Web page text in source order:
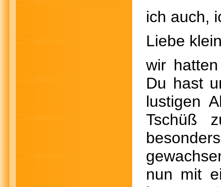
ich auch,
Liebe
wir
Du hast
lustigen
Tschüß
nun mit